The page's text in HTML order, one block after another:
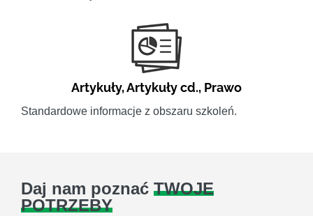
Artykuły,Artykuły cd., Prawo
Standardowe informacje z obszaru szkoleń.
Daj nam poznać TWOJE
POTRZEBY